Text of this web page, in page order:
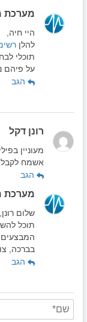
מערכת
היי חיה,
להלן
תוכלי
על פיהם
הגב
רונן דקל
מעוניין
אשמח לקבל
הגב
מערכת
שלום רונן,
תוכל
המבצעים
בברכה,
הגב